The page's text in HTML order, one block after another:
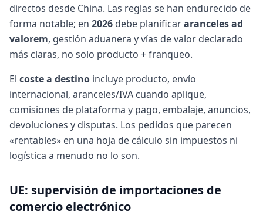
directos desde China. Las reglas se han endurecido de
forma notable; en 2026 debe planificararanceles ad
valorem, gestión aduanera y vías de valor declarado
más claras, no solo producto + franqueo.
El coste a destino incluye producto, envío
internacional, aranceles/IVA cuando aplique,
comisiones de plataforma y pago, embalaje, anuncios,
devoluciones y disputas. Los pedidos que parecen
«rentables» en una hoja de cálculo sin impuestos ni
logística a menudo no lo son.
UE: supervisión de importaciones de
comercio electrónico